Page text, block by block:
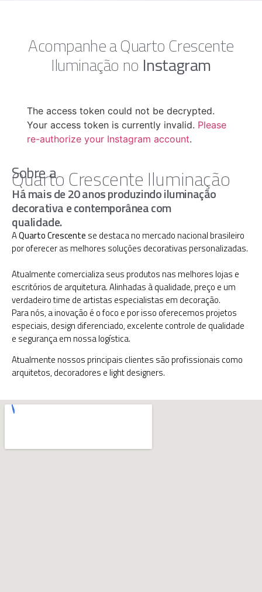
Acompanhe a Quarto Crescente
Iluminação no Instagram
The access token could not be decrypted.
Your access token is currently invalid. Please
re-authorize your Instagram account.
Sobre a
Quarto Crescente Iluminação
Há mais de 20 anos produzindo iluminação
decorativa e contemporânea com
qualidade.
AQuarto Crescente se destaca no mercado nacional brasileiro
por oferecer as melhores soluções decorativas personalizadas.
Atualmente comercializa seus produtos nas melhores lojas e
escritórios de arquitetura. Alinhadas à qualidade, preço e um
verdadeiro time de artistas especialistas em decoração.
Para nós, a inovação é o foco e por isso oferecemos projetos
especiais, design diferenciado, excelente controle de qualidade
e segurança em nossa logística.
Atualmente nossos principais clientes são profissionais como
arquitetos, decoradores e light designers.